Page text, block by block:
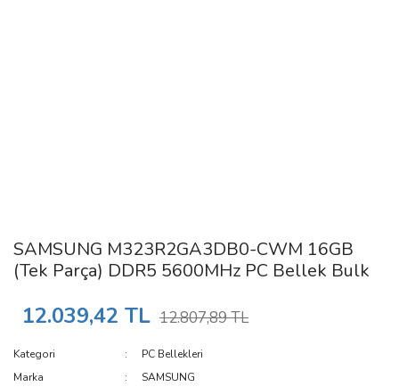
SAMSUNG M323R2GA3DB0-CWM 16GB
(Tek Parça) DDR5 5600MHz PC Bellek Bulk
12.039,42 TL 12.807,89 TL
Kategori
PC Bellekleri
Marka
SAMSUNG